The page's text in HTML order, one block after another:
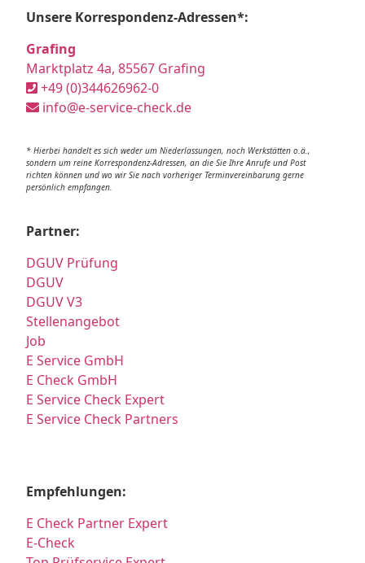
Unsere Korrespondenz-Adressen*:
Grafing
Marktplatz 4a, 85567 Grafing
+49 (0)344626962-0
info@e-service-check.de
* Hierbei handelt es sich weder um Niederlassungen, noch Werkstätten o.ä.,
sondern um reine Korrespondenz-Adressen, an die Sie Ihre Anrufe und Post
richten können und wo wir Sie nach vorheriger Terminvereinbarung gerne
persönlich empfangen.
Partner:
DGUV Prüfung
DGUV
DGUV V3
Stellenangebot
Job
E Service GmbH
E Check GmbH
E Service Check Expert
E Service Check Partners
Empfehlungen:
E Check Partner Expert
E-Check